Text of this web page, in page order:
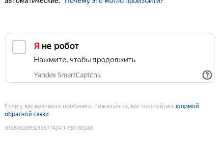
Я не робот
Нажмите, чтобы продолжить
Yandex SmartCaptcha
Если у вас возникли проблемы, пожалуйста, воспользуйтесьформой
обратной связи
9188062893216577424:1786180248